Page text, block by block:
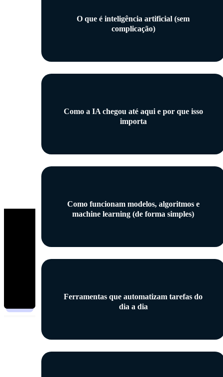
O que é inteligência artificial (sem
complicação)
Como a IA chegou até aqui e por que isso
importa
Como funcionam modelos, algoritmos e
machine learning (de forma simples)
Ferramentas que automatizam tarefas do
dia a dia